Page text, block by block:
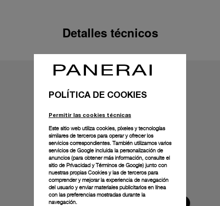
Detalles técnicos
POLÍTICA DE COOKIES
Permitir las cookies técnicas
Este sitio web utiliza cookies, píxeles y tecnologías
similares de terceros para operar y ofrecer los
servicios correspondientes. También utilizamos varios
servicios de Google incluida la personalización de
anuncios (para obtener más información, consulte el
sitio de Privacidad y Términos de Google) junto con
nuestras propias Cookies y las de terceros para
comprender y mejorar la experiencia de navegación
del usuario y enviar materiales publicitarios en línea
con las preferencias mostradas durante la
navegación.